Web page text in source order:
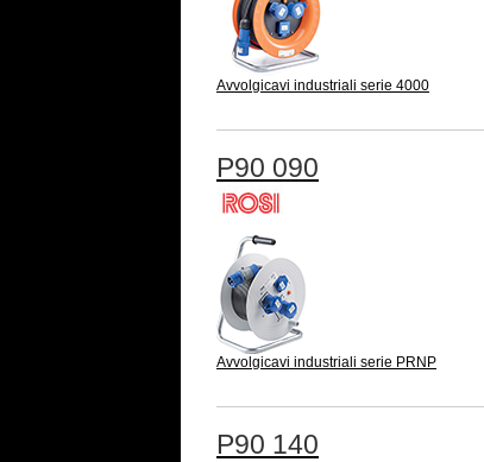
Avvolgicavi industriali serie 4000
P90 090
Avvolgicavi industriali serie PRNP
P90 140